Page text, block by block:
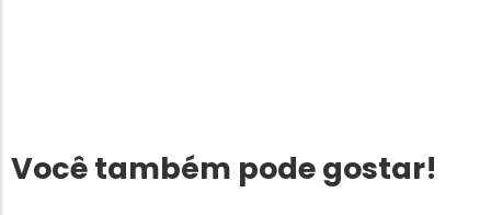
Você também pode gostar!
Capitão Alberto